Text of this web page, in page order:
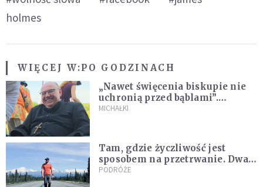
holmes
WIĘCEJ W:PO GODZINACH
„Nawet święcenia biskupie nie
uchronią przed bąblami”.
Archidiecezja pokazała
MICHAŁKI
Tam, gdzie życzliwość jest
sposobem na przetrwanie. Dwa
tygodnie na Alasce [REPORTAŻ]
PODRÓŻE